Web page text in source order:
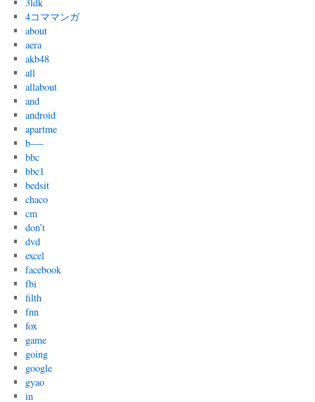
4コママンガ
about
aera
akb48
all
allabout
and
android
apartme
b—-
bbc
bbc1
bedsit
chaco
cm
don’t
dvd
excel
facebook
fbi
filth
fnn
fox
game
going
google
gyao
in